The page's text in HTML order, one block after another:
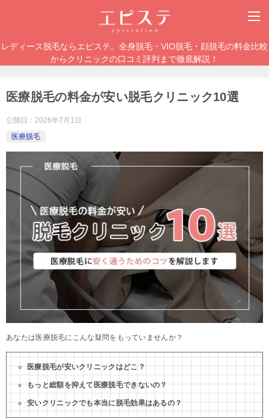
レディース脱毛ならエピステ。全身脱毛・VIO脱毛・顔脱毛の料金比較
からクリニックの口コミ評判まで徹底解説！
医療脱毛の料金が安い脱毛クリニック10選
公開日： 2026年7月1日
医療脱毛
あなたは医療脱毛にこんな疑問をもっていませんか？
医療脱毛が安いクリニックはどこ？
もっと総額を抑えて医療脱毛できないの？
安いクリニックでも本当に脱毛効果はあるの？